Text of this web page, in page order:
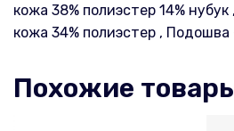
кожа 38% полиэстер 14%
кожа 34% полиэстер , Подошва
Похожие